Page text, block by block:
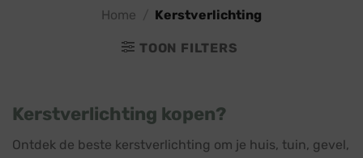
Home Kerstverlichting
TOON FILTERS
Kerstverlichting kopen?
Ontdek de beste kerstverlichting om je huis, tuin, gevel,